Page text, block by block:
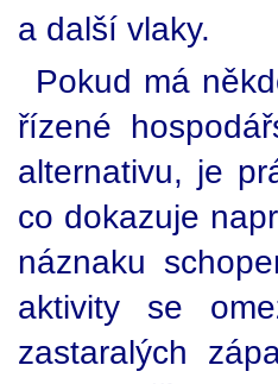
a další vlaky.
Pokud má
řízené
alternativu, je
co dokazuje
náznaku
aktivity se
zastaralých